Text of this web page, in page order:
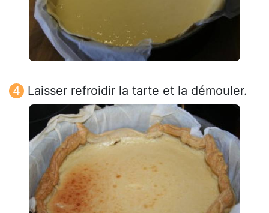
Laisser refroidir la tarte et la démouler.